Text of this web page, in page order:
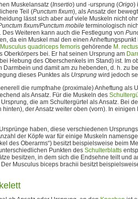
Muskelansatz (Insertio) und -ursprung (Origo)
Teil (Punctum fixum), als Ansatz der
lässt sich aber auf viele Muskeln nicht
fixum/Punctum mobile terminologisch
Des Weiteren kann auch die Festlegung von
da ein Muskel mal den einen
Musculus quadriceps femoris gehörende M.
Oberkörpers bei. Er hat seinen Ursprung am
Hebung des Oberschenkels im Stand) ist. Im
Darmbein und damit am zu hebenden, d. h. zu
dieses Punktes als Ursprung wird jedoch
die rumpfnahe (proximale) Anheftung als
als Ansatz. Für die Muskeln des
die am Schultergürtel als Ansatz. Bei
hinten), der Ansatz weiter oben (vorn). In
haben, diese verschiedenen
der Köpfe war für einige Muskeln
des Oberarms“) besitzt beispielsweise beim
Punkten des Schulterblatts
besitzen, in dem sich die Endsehne teilt und
Musculus biceps brachii besitzt